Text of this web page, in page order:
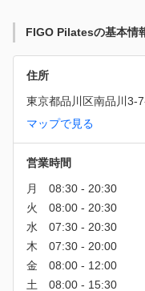
FIGO Pilatesの基本情
住所
東京都品川区南品川3-
マップで見る
営業時間